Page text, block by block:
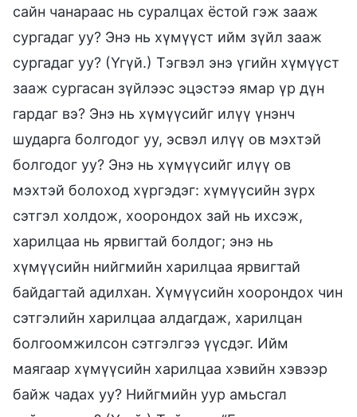
сайн чанараас нь суралцах ёстой гэж зааж
сургадаг уу? Энэ нь хүмүүст ийм зүйл зааж
сургадаг уу? (Үгүй.) Тэгвэл энэ үгийн хүмүүст
зааж сургасан зүйлээс эцэстээ ямар үр дүн
гардаг вэ? Энэ нь хүмүүсийг илүү үнэнч
шударга болгодог уу, эсвэл илүү ов мэхтэй
болгодог уу? Энэ нь хүмүүсийг илүү ов
мэхтэй болоход хүргэдэг: хүмүүсийн зүрх
сэтгэл холдож, хоорондох зай нь ихсэж,
харилцаа нь ярвигтай болдог; энэ нь
хүмүүсийн нийгмийн харилцаа ярвигтай
байдагтай адилхан. Хүмүүсийн хоорондох чин
сэтгэлийн харилцаа алдагдаж, харилцан
болгоомжилсон сэтгэлгээ үүсдэг. Ийм
маягаар хүмүүсийн харилцаа хэвийн хэвээр
байж чадах уу? Нийгмийн уур амьсгал